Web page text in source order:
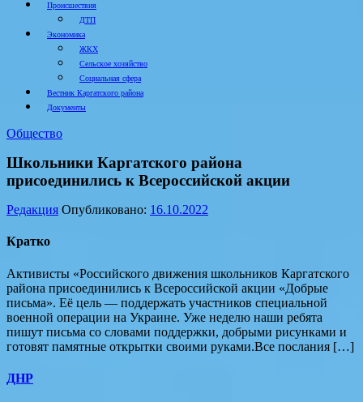
Происшествия
ДТП
Экономика
ЖКХ
Сельское хозяйство
Социальная сфера
Вестник Каргатского района
Документы
Общество
Школьники Каргатского района
присоединились к Всероссийской акции
Редакция Опубликовано: 16.10.2022
Кратко
Активисты «Российского движения школьников Каргатского
района присоединились к Всероссийской акции «Добрые
письма». Её цель — поддержать участников специальной
военной операции на Украине. Уже неделю наши ребята
пишут письма со словами поддержки, добрыми рисунками и
готовят памятные открытки своими руками.Все послания […]
ДНР